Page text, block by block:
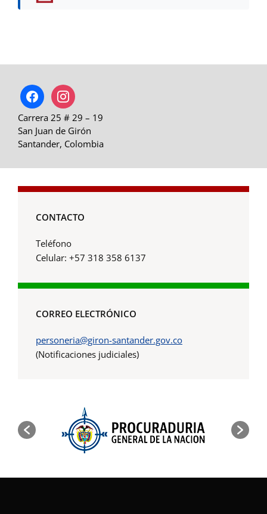
facebookinstagram
Carrera 25 # 29 – 19
San Juan de Girón
Santander, Colombia
CONTACTO
Teléfono
Celular: +57 318 358 6137
CORREO ELECTRÓNICO
personeria@giron-santander.gov.co
(Notificaciones judiciales)